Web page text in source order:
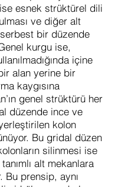
esnek strüktürel dili
ve diğer alt
bir düzende
kurgu ise,
içine
alan yerine bir
kaygısına
genel strüktürü her
düzende ince ve
kolon
Bu gridal düzen
silinmesi ise
alt mekanlara
Bu prensip, aynı